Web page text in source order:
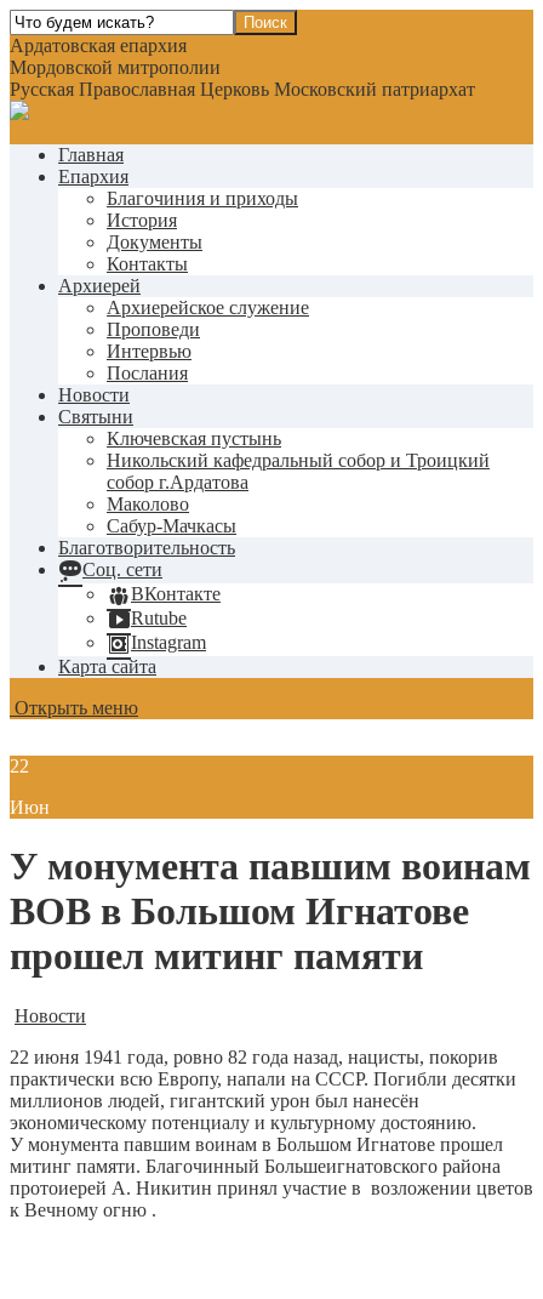
Ардатовская епархия
Мордовской митрополии
Русская Православная Церковь Московский патриархат
Главная
Епархия
Благочиния и приходы
История
Документы
Контакты
Архиерей
Архиерейское служение
Проповеди
Интервью
Послания
Новости
Святыни
Ключевская пустынь
Никольский кафедральный собор и Троицкий
собор г.Ардатова
Маколово
Сабур-Мачкасы
Благотворительность
Соц. сети
ВКонтакте
Rutube
Instagram
Карта сайта
Открыть меню
22
Июн
У монумента павшим воинам
ВОВ в Большом Игнатове
прошел митинг памяти
Новости
22 июня 1941 года, ровно 82 года назад, нацисты, покорив
практически всю Европу, напали на СССР. Погибли десятки
миллионов людей, гигантский урон был нанесён
экономическому потенциалу и культурному достоянию.
У монумента павшим воинам в Большом Игнатове прошел
митинг памяти. Благочинный Большеигнатовского района
протоиерей А. Никитин принял участие в возложении цветов
к Вечному огню .